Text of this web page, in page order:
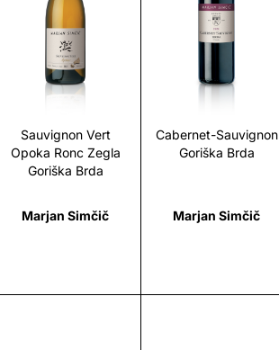
Sauvignon Vert
Opoka Ronc Zegla
Goriška Brda
Marjan Simčič
Scopri
Cabernet-Sauvignon
Goriška Brda
Marjan Simčič
Scopri